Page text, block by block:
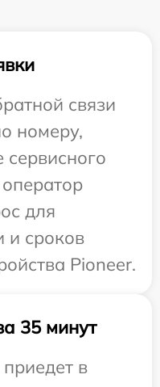
связи
номеру,
сервисного
для
и сроков
Pioneer.
35 минут
в